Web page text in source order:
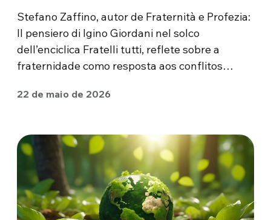
Stefano Zaffino, autor de Fraternità e Profezia:
Il pensiero di Igino Giordani nel solco
dell’enciclica Fratelli tutti, reflete sobre a
fraternidade como resposta aos conflitos…
22 de maio de 2026